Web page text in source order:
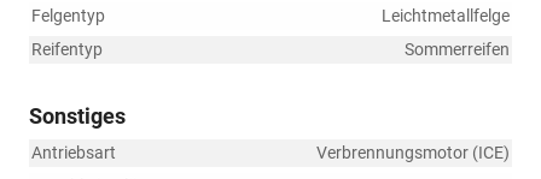
Felgentyp
Leichtmetallfelge
Reifentyp
Sommerreifen
Sonstiges
Antriebsart
Verbrennungsmotor (ICE)